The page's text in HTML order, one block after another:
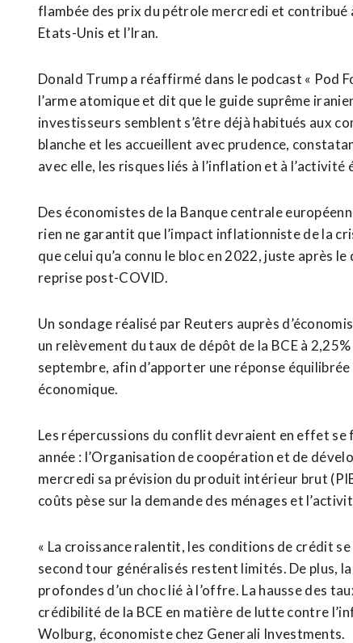
flambée des prix du pétrole mercredi et contribué
Etats-Unis et l’Iran.
Donald Trump a réaffirmé dans le podcast « Pod
l’arme atomique et dit que le guide suprême
investisseurs semblent s’être déjà habitués aux
blanche et les accueillent ⁠avec prudence,
avec elle, les risques liés à l’inflation et à l’activité
Des économistes de la Banque centrale
rien ne garantit ‌que l’impact inflationniste de la
que celui qu’a connu le bloc en 2022, juste après
reprise post-COVID.
Un sondage réalisé par Reuters auprès
un relèvement du taux de dépôt de la BCE à
septembre, afin d’apporter une réponse
économique.
Les répercussions du conflit devraient en effet
année : l’Organisation de coopération et de
mercredi sa prévision du produit intérieur brut
coûts pèse sur la demande des ménages et
« La croissance ralentit, les conditions de crédit
second tour généralisés restent limités. De plus,
profondes d’un choc lié à l’offre. La hausse des
crédibilité de la BCE en matière de lutte contre
Wolburg, économiste chez Generali Investments.